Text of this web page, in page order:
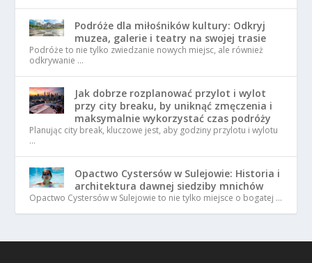
Podróże dla miłośników kultury: Odkryj
muzea, galerie i teatry na swojej trasie
Podróże to nie tylko zwiedzanie nowych miejsc, ale również
odkrywanie …
Jak dobrze rozplanować przylot i wylot
przy city breaku, by uniknąć zmęczenia i
maksymalnie wykorzystać czas podróży
Planując city break, kluczowe jest, aby godziny przylotu i wylotu
…
Opactwo Cystersów w Sulejowie: Historia i
architektura dawnej siedziby mnichów
Opactwo Cystersów w Sulejowie to nie tylko miejsce o bogatej …